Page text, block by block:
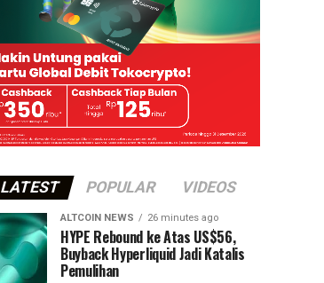
LATEST POPULAR VIDEOS
ALTCOIN NEWS 26 minutes ago
HYPE Rebound ke Atas US$56,
Buyback Hyperliquid Jadi Katalis
Pemulihan